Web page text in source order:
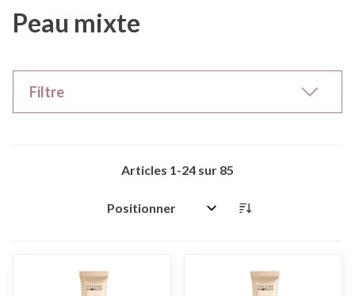
Peau mixte
Filtre
Articles 1-24 sur 85
Trier par: